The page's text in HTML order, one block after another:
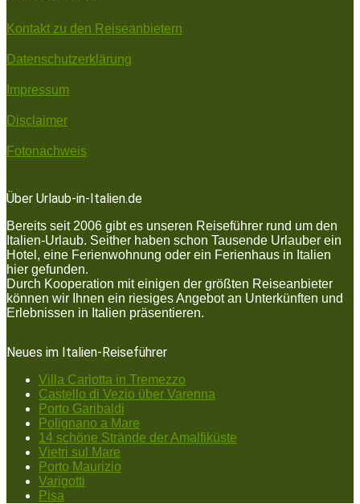
Kontakt zu den Reiseanbietern
Datenschutzerklärung
Impressum
Disclaimer
Fotonachweis
Über Urlaub-in-Italien.de
Bereits seit 2006 gibt es unseren Reiseführer rund um den
Italien-Urlaub. Seither haben schon Tausende Urlauber ein
Hotel, eine Ferienwohnung oder ein Ferienhaus in Italien
hier gefunden.
Durch Kooperation mit einigen der größten Reiseanbieter
können wir Ihnen ein riesiges Angebot an Unterkünften und
Erlebnissen in Italien präsentieren.
Neues im Italien-Reiseführer
Villa Carlotta in Tremezzo
Castello di Vezio über Varenna
Porto Garibaldi
Polignano a Mare
14 schöne Strände der Amalfiküste
Vietri sul Mare
Porto Maurizio
Varigotti
Pisa